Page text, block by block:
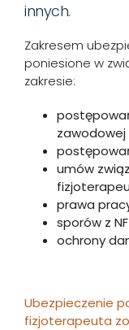
innych.
Zakresem
poniesione w
zakresie:
zawodowej
umów
prawa
sporów z
ochrony
Ubezpieczenie
fizjoterapeuta